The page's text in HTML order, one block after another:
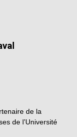
de la
de l’Université